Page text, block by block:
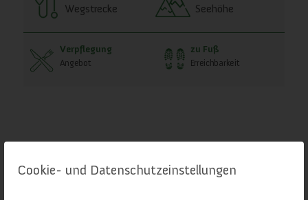
Cookie- und Datenschutzeinstellungen
Wegstrecke Seehöhe
Verpflegung
Angebot
zu Fuß
Erreichbarkeit